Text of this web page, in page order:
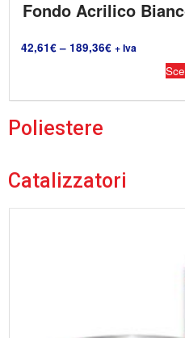
Fondo Acrilico
42,61€– 189,36€ + Iva
Poliestere
Catalizzatori